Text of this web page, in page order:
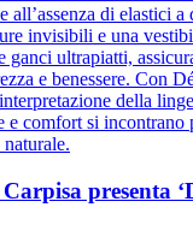
all’assenza di elastici
invisibili e una
ganci ultrapiatti,
e benessere. Con
della
e comfort si incontrano
presenta